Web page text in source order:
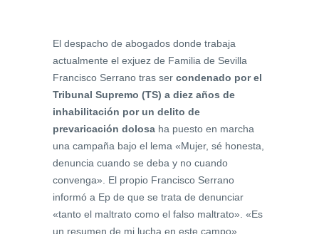
El despacho de abogados donde trabaja
actualmente el exjuez de Familia de Sevilla
Francisco Serrano tras ser condenado por el
Tribunal Supremo (TS) a diez años de
inhabilitación por un delito de
prevaricación dolosa ha puesto en marcha
una campaña bajo el lema «Mujer, sé honesta,
denuncia cuando se deba y no cuando
convenga». El propio Francisco Serrano
informó a Ep de que se trata de denunciar
«tanto el maltrato como el falso maltrato». «Es
un resumen de mi lucha en este campo»,